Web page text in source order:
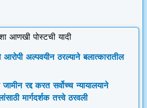
आणखी पोस्टची यादी
आरोपी अल्पवयीन ठरल्याने बलात्कारातील
रद्द करत सर्वोच्च न्यायालयाने
मार्गदर्शक तत्त्वे ठरवली